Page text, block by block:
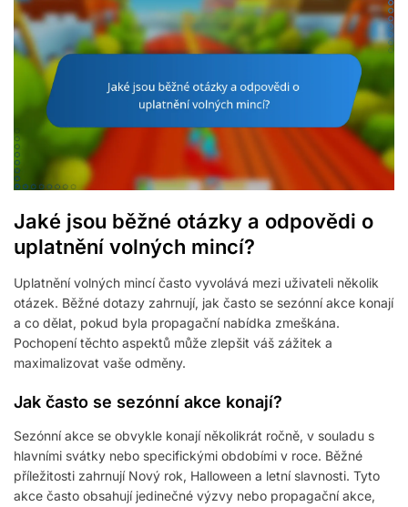
Jaké jsou běžné otázky a odpovědi o
uplatnění volných mincí?
Uplatnění volných mincí často vyvolává mezi uživateli několik
otázek. Běžné dotazy zahrnují, jak často se sezónní akce konají
a co dělat, pokud byla propagační nabídka zmeškána.
Pochopení těchto aspektů může zlepšit váš zážitek a
maximalizovat vaše odměny.
Jak často se sezónní akce konají?
Sezónní akce se obvykle konají několikrát ročně, v souladu s
hlavními svátky nebo specifickými obdobími v roce. Běžné
příležitosti zahrnují Nový rok, Halloween a letní slavnosti. Tyto
akce často obsahují jedinečné výzvy nebo propagační akce,